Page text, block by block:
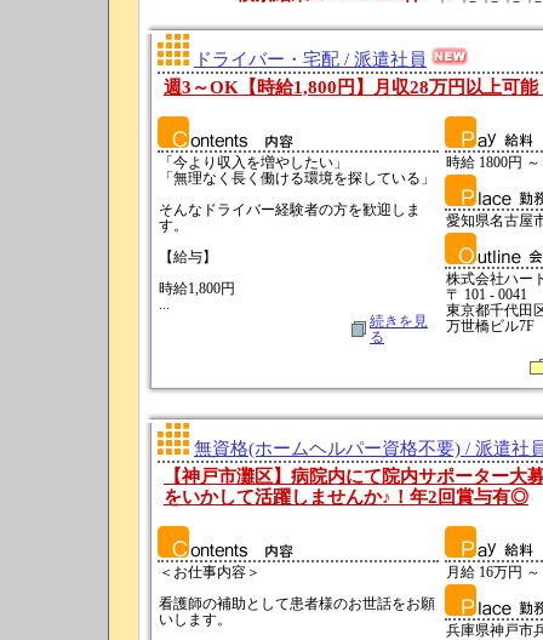
ドライバー・宅配 / 派遣社員
週3～OK【時給1,800円】月収28万円以上可
「今より収入を増やしたい」
「無理なく長く働ける環境を探している」
そんなドライバー経験者の方を歓迎しま
す。
【給与】
時給1,800円
...
続きを見
る
時給 1800円 ～
愛知県名古屋
株式会社ハー
〒 101 - 0041
東京都千代田
万世橋ビル7F
無資格(ホームヘルパー資格不要) / 派遣社
【神戸市灘区】病院内にて院内サポーター大
をいかして活躍しませんか♪！年2回賞与有◎
＜お仕事内容＞
看護師の補助として患者様のお世話をお願
いします。
月給 16万円
兵庫県神戸市